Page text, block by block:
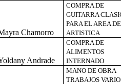
Chamorro
COMPRA DE
GUITARRA
PARA EL AREA DE
ARTISTICA
Andrade
COMPRA DE
ALIMENTOS
INTERNADO
MANO DE OBRA
TRABAJOS